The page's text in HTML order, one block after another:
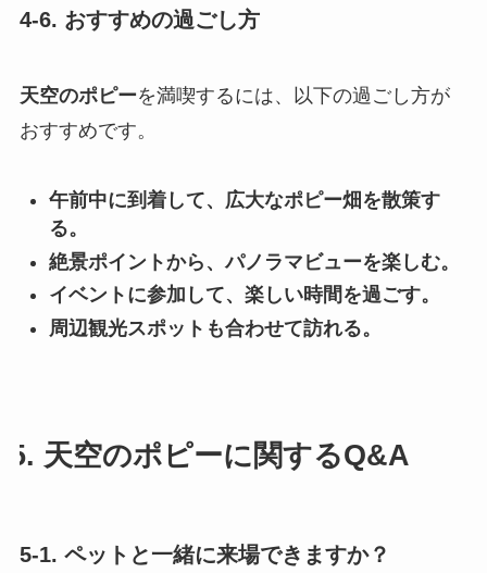
4-6. おすすめの過ごし方
天空のポピーを満喫するには、以下の過ごし方が
おすすめです。
午前中に到着して、広大なポピー畑を散策す
る。
絶景ポイントから、パノラマビューを楽しむ。
イベントに参加して、楽しい時間を過ごす。
周辺観光スポットも合わせて訪れる。
5. 天空のポピーに関するQ&A
5-1. ペットと一緒に来場できますか？